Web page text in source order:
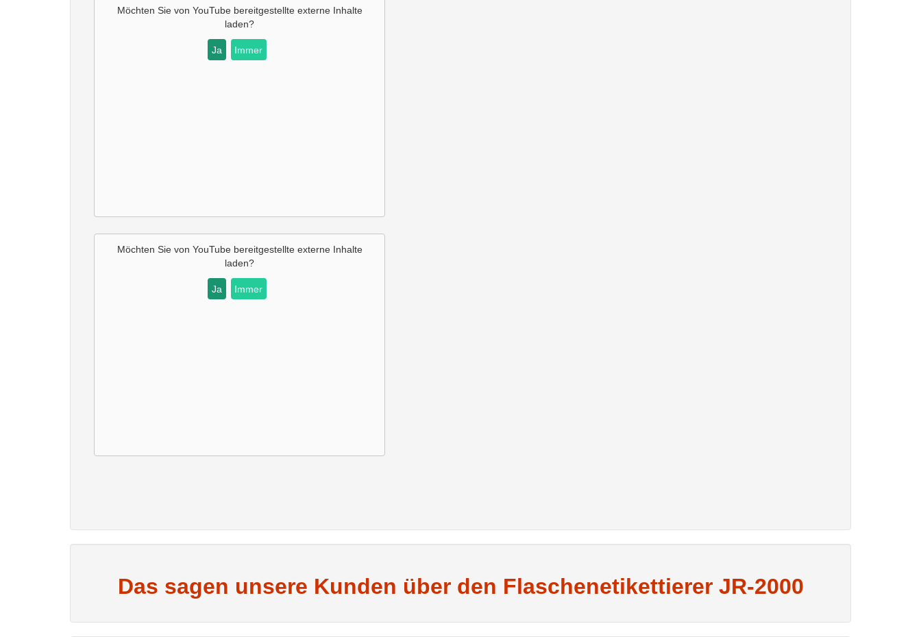
Möchten Sie von YouTube bereitgestellte externe Inhalte
laden?
Ja Immer
Möchten Sie von YouTubebereitgestellte externe Inhalte
laden?
Ja Immer
Das sagen unsere Kunden über den Flaschenetikettierer JR-2000